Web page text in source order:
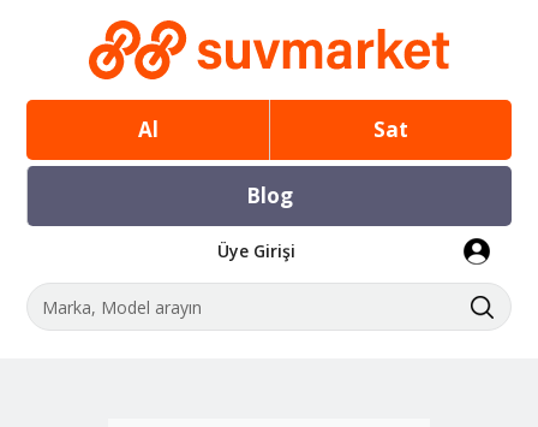
Al Sat
Blog
Üye Girişi